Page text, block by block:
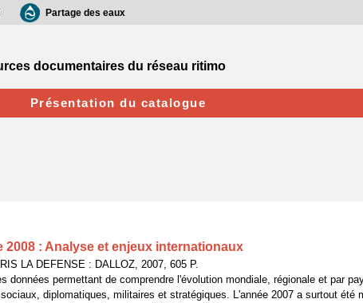
2008 : Analyse et enjeux internationaux
LA DEFENSE : DALLOZ, 2007, 605 P.
données permettant de comprendre l'évolution mondiale, régionale et par
diplomatiques, militaires et stratégiques. L'année 2007 a surtout été
Partage des eaux
documentaires du réseau ritimo
Présentation du catalogue